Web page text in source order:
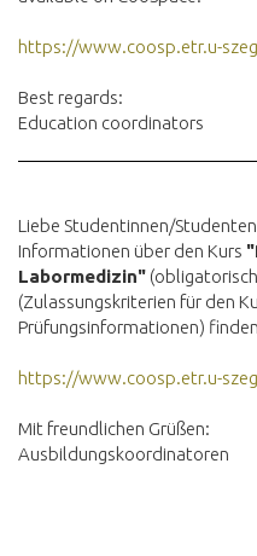
https://www.coosp.etr.u-
Best regards:
Education coordinators
Liebe Studentinnen/
Informationen über den Kurs
Labormedizin"
(Zulassungskriterien für den
Prüfungsinformationen)
https://www.coosp.etr.u-
Mit freundlichen Grüßen:
Ausbildungskoordinatoren